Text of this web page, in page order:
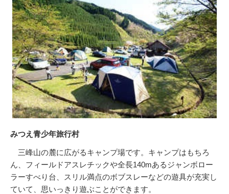
みつえ青少年旅行村
三峰山の麓に広がるキャンプ場です。キャンプはもちろ
ん、フィールドアスレチックや全長140mあるジャンボロー
ラーすべり台、スリル満点のボブスレーなどの遊具が充実し
ていて、思いっきり遊ぶことができます。